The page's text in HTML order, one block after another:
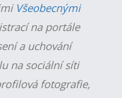
Všeobecnými
na portále
a uchování
na sociální síti
fotografie,